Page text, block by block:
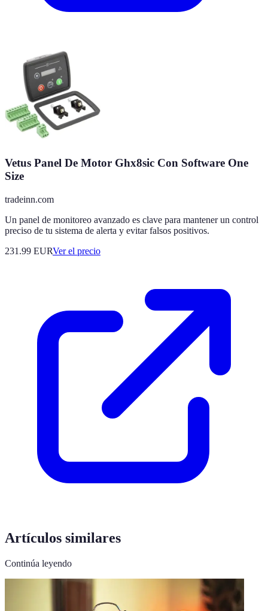
Vetus Panel De Motor Ghx8sic Con Software One
Size
tradeinn.com
Un panel de monitoreo avanzado es clave para mantener un control
preciso de tu sistema de alerta y evitar falsos positivos.
231.99 EURVer el precio
Artículos similares
Continúa leyendo